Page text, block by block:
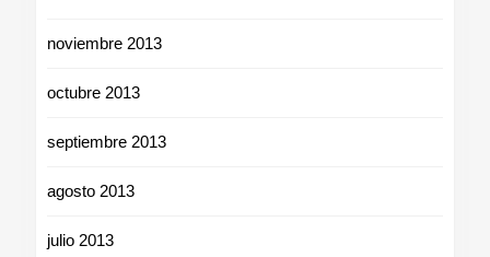
noviembre 2013
octubre 2013
septiembre 2013
agosto 2013
julio 2013